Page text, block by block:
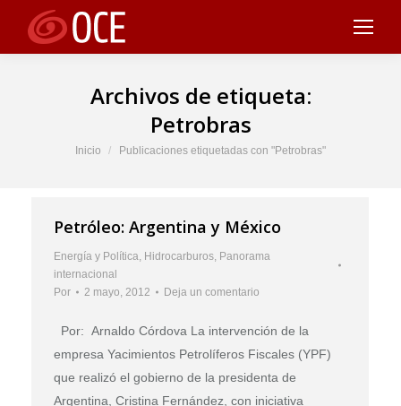
Archivos de etiqueta:
Petrobras
Estás aquí:
Inicio Publicaciones etiquetadas con "Petrobras"
Petróleo: Argentina y México
Energía y Política, Hidrocarburos, Panorama
internacional
Por
2 mayo, 2012 Deja un comentario
Por: Arnaldo Córdova La intervención de la
empresa Yacimientos Petrolíferos Fiscales (YPF)
que realizó el gobierno de la presidenta de
Argentina, Cristina Fernández, con iniciativa